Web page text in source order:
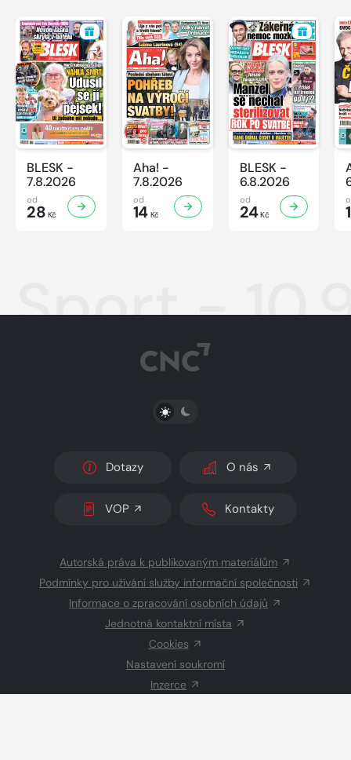
BLESK -
7.8.2026
od
28 Kč
Aha! -
7.8.2026
od
14Kč
BLESK -
6.8.2026
od
24Kč
Sport -
PŘEPNOUT SVĚTLÝ/TMAVÝ REŽIM
Dotazy O nás
VOP Kontakty
Autorská práva k publikovaným materiálům
Podmínky pro užívání služby informační společnosti
Informace o zpracování osobních údajů
Jednotná kontaktní místa
Cookies
Nastavení soukromí
Inzerce